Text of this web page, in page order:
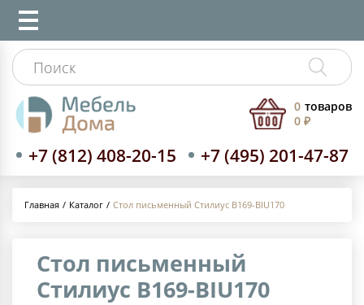
+7 (812) 408-20-15 +7 (495) 201-47-87
0 товаров
0 ₽
Главная Каталог Стол письменный Стилиус B169-BIU170
Стол письменный
Стилиус B169-BIU170